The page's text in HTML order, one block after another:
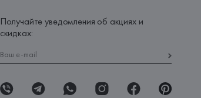
Получайте уведомления об акциях и
скидках: